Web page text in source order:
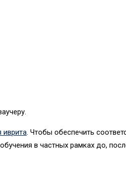
иврита. Чтобы обеспечить
в частных рамках до,